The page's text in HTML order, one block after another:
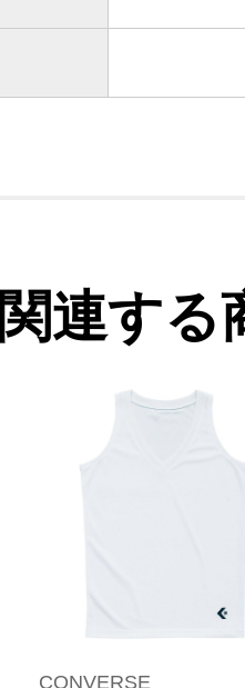
関連する
CONVERSE